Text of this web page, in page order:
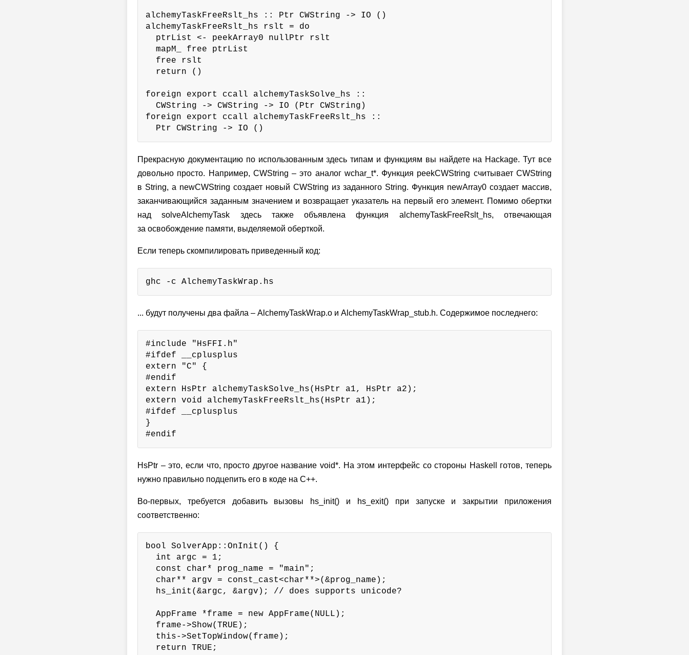
alchemyTaskFreeRslt_hs :: Ptr CWString -> IO ()
alchemyTaskFreeRslt_hs rslt = do
  ptrList <- peekArray0 nullPtr rslt
  mapM_ free ptrList
  free rslt
  return ()
foreign export ccall alchemyTaskSolve_hs ::
  CWString -> CWString -> IO (Ptr CWString)
foreign export ccall alchemyTaskFreeRslt_hs ::
  Ptr CWString -> IO ()
Прекрасную документацию по использованным здесь типам и функциям вы найдете на Hackage. Тут все
довольно просто. Например, CWString – это аналог wchar_t*. Функция peekCWString считывает CWString
в String, а newCWString создает новый CWString из заданного String. Функция newArray0 создает массив,
заканчивающийся заданным значением и возвращает указатель на первый его элемент. Помимо обертки
над solveAlchemyTask здесь также объявлена функция alchemyTaskFreeRslt_hs, отвечающая
за освобождение памяти, выделяемой оберткой.
Если теперь скомпилировать приведенный код:
ghc -c AlchemyTaskWrap.hs
... будут получены два файла – AlchemyTaskWrap.o и AlchemyTaskWrap_stub.h. Содержимое последнего:
#include "HsFFI.h"
#ifdef __cplusplus
extern "C" {
#endif
extern HsPtr alchemyTaskSolve_hs(HsPtr a1, HsPtr a2);
extern void alchemyTaskFreeRslt_hs(HsPtr a1);
#ifdef __cplusplus
}
#endif
HsPtr – это, если что, просто другое название void*. На этом интерфейс со стороны Haskell готов, теперь
нужно правильно подцепить его в коде на C++.
Во-первых, требуется добавить вызовы hs_init() и hs_exit() при запуске и закрытии приложения
соответственно:
bool SolverApp::OnInit() {
  int argc = 1;
  const char* prog_name = "main";
  char** argv = const_cast<char**>(&prog_name);
  hs_init(&argc, &argv); // does supports unicode?
  AppFrame *frame = new AppFrame(NULL);
  frame->Show(TRUE);
  this->SetTopWindow(frame);
  return TRUE;